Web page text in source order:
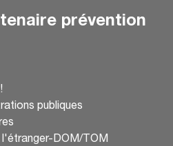
prévention
publiques
DOM/TOM